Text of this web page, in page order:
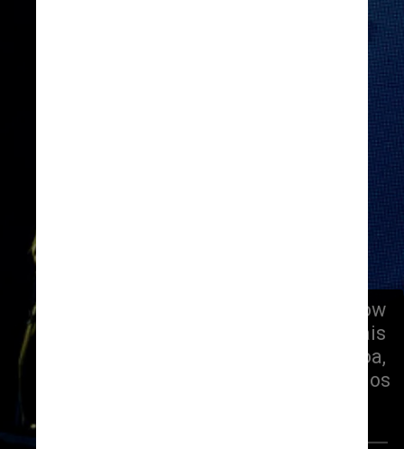
Ao todo, já são oito edições do show
no Rio de Janeiro – além de festivais
realizados também em Lisboa,
Espanha e Estados Unidos
Wikimedia Commons